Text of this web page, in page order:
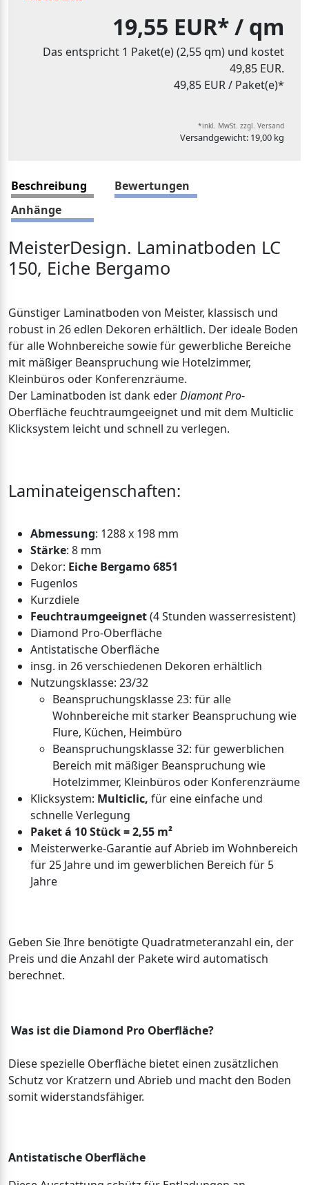
19,55 EUR*/ qm
Das entspricht 1 Paket(e) (2,55 qm) und kostet
49,85 EUR.
49,85 EUR/ Paket(e)*
*inkl. MwSt. zzgl. Versand
Versandgewicht: 19,00 kg
Beschreibung
Bewertungen
Anhänge
MeisterDesign. Laminatboden LC
150, Eiche Bergamo
Günstiger Laminatboden von Meister, klassisch und
robust in 26 edlen Dekoren erhältlich. Der ideale Boden
für alle Wohnbereiche sowie für gewerbliche Bereiche
mit mäßiger Beanspruchung wie Hotelzimmer,
Kleinbüros oder Konferenzräume.
Der Laminatboden ist dank ederDiamont Pro-
Oberfläche feuchtraumgeeignet und mit dem Multiclic
Klicksystem leicht und schnell zu verlegen.
Laminateigenschaften:
Abmessung: 1288 x 198 mm
Stärke: 8 mm
Dekor: Eiche Bergamo 6851
Fugenlos
Kurzdiele
Feuchtraumgeeignet(4 Stunden wasserresistent)
Diamond Pro-Oberfläche
Antistatische Oberfläche
insg. in 26 verschiedenen Dekoren erhältlich
Nutzungsklasse: 23/32
Beanspruchungsklasse 23: für alle
Wohnbereiche mit starker Beanspruchung wie
Flure, Küchen, Heimbüro
Beanspruchungsklasse 32: für gewerblichen
Bereich mit mäßiger Beanspruchung wie
Hotelzimmer, Kleinbüros oder Konferenzräume
Klicksystem: Multiclic, für eine einfache und
schnelle Verlegung
Paket á 10 Stück = 2,55 m²
Meisterwerke-Garantie auf Abrieb im Wohnbereich
für 25 Jahre und im gewerblichen Bereich für 5
Jahre
Geben Sie Ihre benötigte Quadratmeteranzahl ein, der
Preis und die Anzahl der Pakete wird automatisch
berechnet.
Was ist die Diamond Pro Oberfläche?
Diese spezielle Oberfläche bietet einen zusätzlichen
Schutz vor Kratzern und Abrieb und macht den Boden
somit widerstandsfähiger.
Antistatische Oberfläche